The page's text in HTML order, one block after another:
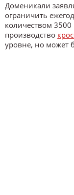
Доменикали
ограничить
количеством 3500
производство
уровне, но может